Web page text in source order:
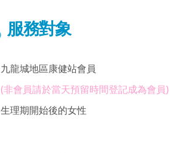
服務對象
九龍城地區康健站會員
(非會員請於當天預留時間登記成為會員)
生理期開始後的女性